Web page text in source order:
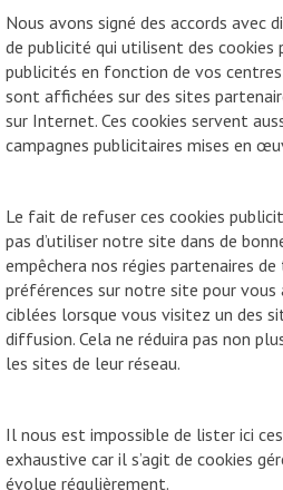
Nous avons signé des accords avec
de publicité qui utilisent des cookies
publicités en fonction de vos
sont affichées sur des sites
sur Internet. Ces cookies servent
campagnes publicitaires mises en
Le fait de refuser ces cookies
pas d’utiliser notre site dans de
empêchera nos régies partenaires
préférences sur notre site pour vous
ciblées lorsque vous visitez un des
diffusion. Cela ne réduira pas non
les sites de leur réseau.
Il nous est impossible de lister ici
exhaustive car il s’agit de cookies
évolue régulièrement.